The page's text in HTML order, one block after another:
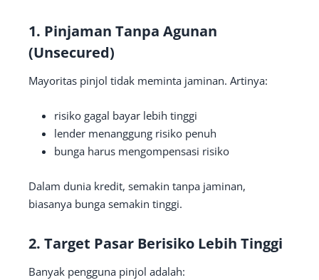
1. Pinjaman Tanpa Agunan
(Unsecured)
Mayoritas pinjol tidak meminta jaminan. Artinya:
risiko gagal bayar lebih tinggi
lender menanggung risiko penuh
bunga harus mengompensasi risiko
Dalam dunia kredit, semakin tanpa jaminan,
biasanya bunga semakin tinggi.
2. Target Pasar Berisiko Lebih Tinggi
Banyak pengguna pinjol adalah: